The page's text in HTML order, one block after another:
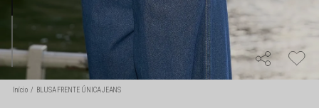
Início BLUSA FRENTE ÚNICA JEANS